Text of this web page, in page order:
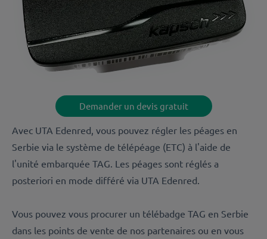
Demander un devis gratuit
Avec UTA Edenred, vous pouvez régler les péages en
Serbie via le système de télépéage (ETC) à l'aide de
l'unité embarquée TAG. Les péages sont réglés a
posteriori en mode différé via UTA Edenred.
Vous pouvez vous procurer un télébadge TAG en Serbie
dans les points de vente de nos partenaires ou en vous